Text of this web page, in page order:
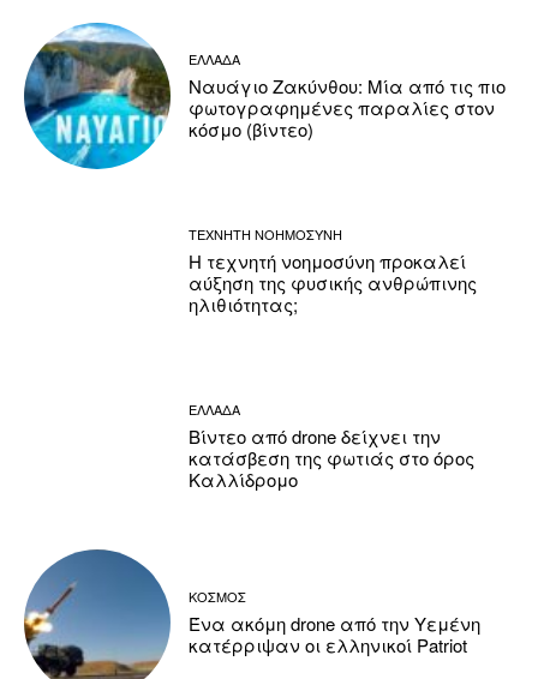
ΕΛΛΑΔΑ
Ναυάγιο Ζακύνθου: Μία από τις πιο
φωτογραφημένες παραλίες στον
κόσμο (βίντεο)
ΤΕΧΝΗΤΗ ΝΟΗΜΟΣΥΝΗ
Η τεχνητή νοημοσύνη προκαλεί
αύξηση της φυσικής ανθρώπινης
ηλιθιότητας;
ΕΛΛΑΔΑ
Βίντεο από drone δείχνει την
κατάσβεση της φωτιάς στο όρος
Καλλίδρομο
ΚΟΣΜΟΣ
Ένα ακόμη drone από την Υεμένη
κατέρριψαν οι ελληνικοί Patriot